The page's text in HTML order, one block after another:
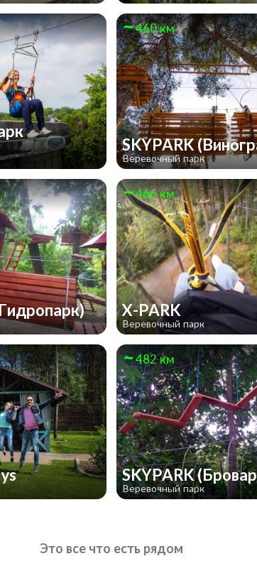
460 км
SKYPARK
Веревочный парк
466 км
X-PARK
Веревочный парк
482 км
SKYPARK
Веревочный парк
Это все что есть рядом